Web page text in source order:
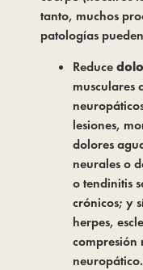
tanto, muchos
patologías
Reduce
musculares
lesiones,
dolores
neurales o
o tendinitis
crónicos; y
herpes,
compresión